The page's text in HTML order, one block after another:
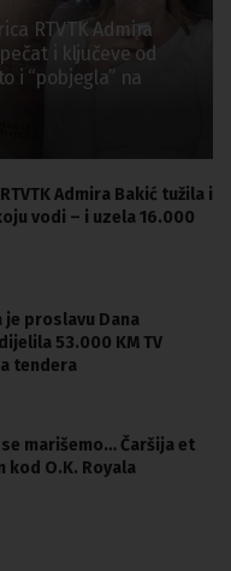
RTVTK Admira
i ključeve od
i “pobjegla” na
Admira Bakić tužila i
vodi – i uzela 16.000
je proslavu Dana
53.000 KM TV
tendera
se marišemo… Čaršija et
kod O.K. Royala